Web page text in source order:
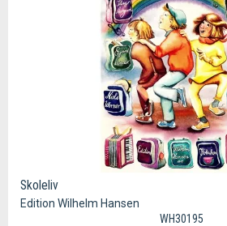
Skoleliv
Edition Wilhelm Hansen
WH30195